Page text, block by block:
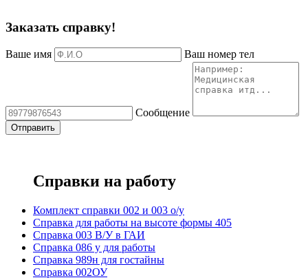
Заказать справку!
Ваше имя Ваш номер тел
Сообщение
Справки на работу
Комплект справки 002 и 003 о/у
Справка для работы на высоте формы 405
Справка 003 В/У в ГАИ
Справка 086 у для работы
Справка 989н для гостайны
Справка 002ОУ